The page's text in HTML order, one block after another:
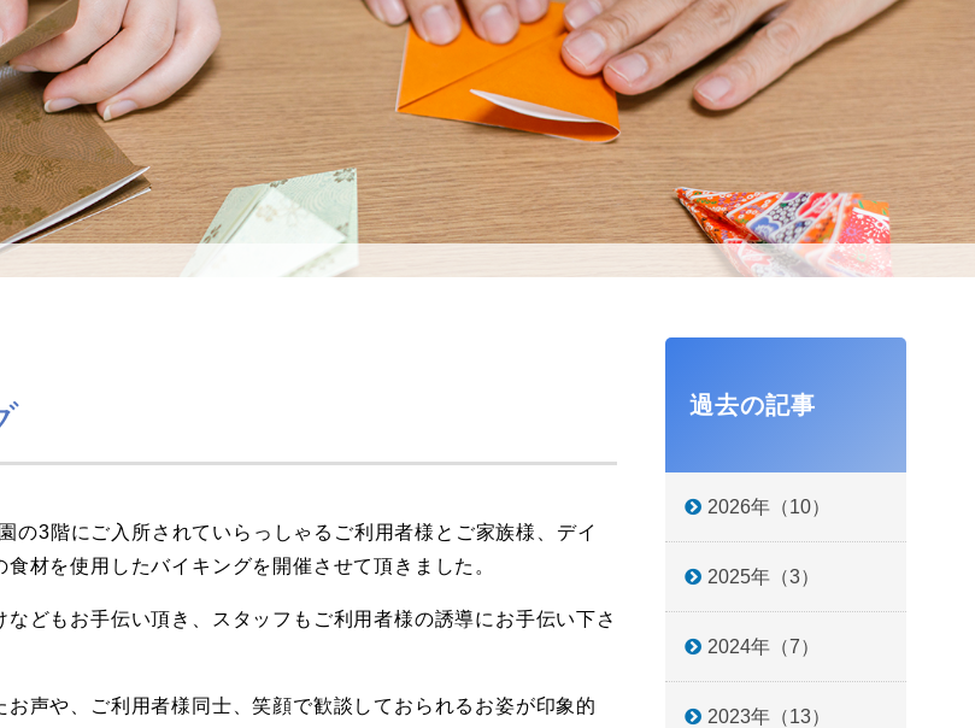
過去の記事
2026年（10）
2025年（3）
2024年（7）
2023年（13）
の3階にご入所されていらっしゃるご利用者様とご家族様、デイ
材を使用したバイキングを開催させて頂きました。
どもお手伝い頂き、スタッフもご利用者様の誘導にお手伝い下さ
声や、ご利用者様同士、笑顔で歓談しておられるお姿が印象的